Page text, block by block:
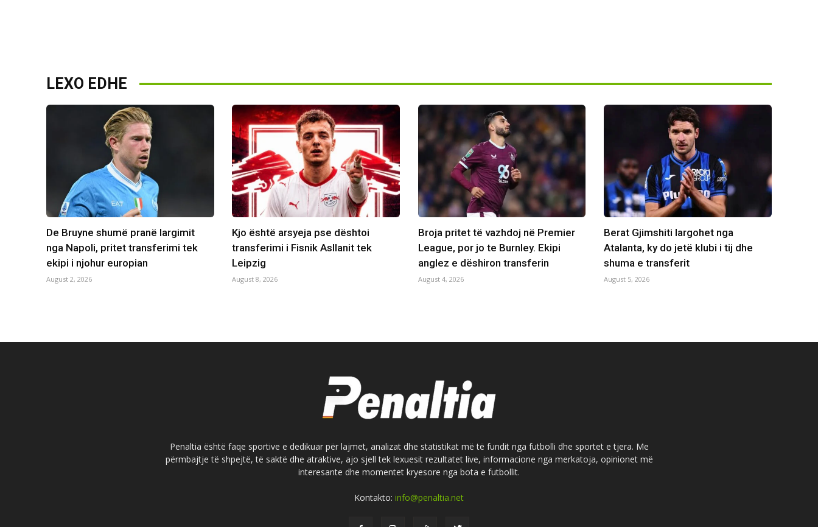
LEXO EDHE
De Bruyne shumë pranë largimit
nga Napoli, pritet transferimi tek
ekipi i njohur europian
August 2, 2026
Kjo është arsyeja pse dështoi
transferimi i Fisnik Asllanit tek
Leipzig
August 8, 2026
Broja pritet të vazhdoj në Premier
League, por jo te Burnley. Ekipi
anglez e dëshiron transferin
August 4, 2026
Berat Gjimshiti largohet nga
Atalanta, ky do jetë klubi i tij dhe
shuma e transferit
August 5, 2026
Penaltia është faqe sportive e dedikuar për lajmet, analizat dhe statistikat më të fundit nga futbolli dhe sportet e tjera. Me
përmbajtje të shpejtë, të saktë dhe atraktive, ajo sjell tek lexuesit rezultatet live, informacione nga merkatoja, opinionet më
interesante dhe momentet kryesore nga bota e futbollit.
Kontakto: info@penaltia.net